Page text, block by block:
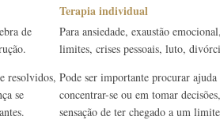
de
resolvidos,
se
Terapia individual
Para ansiedade, exaustão
limites, crises pessoais, luto,
Pode ser importante procurar
concentrar-se ou em tomar
sensação de ter chegado a um